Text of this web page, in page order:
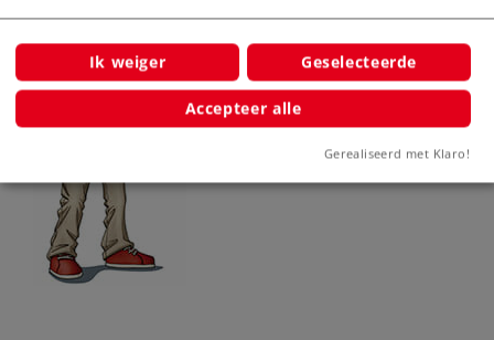
Ik weiger Geselecteerde
Accepteer alle
Gerealiseerd met Klaro!